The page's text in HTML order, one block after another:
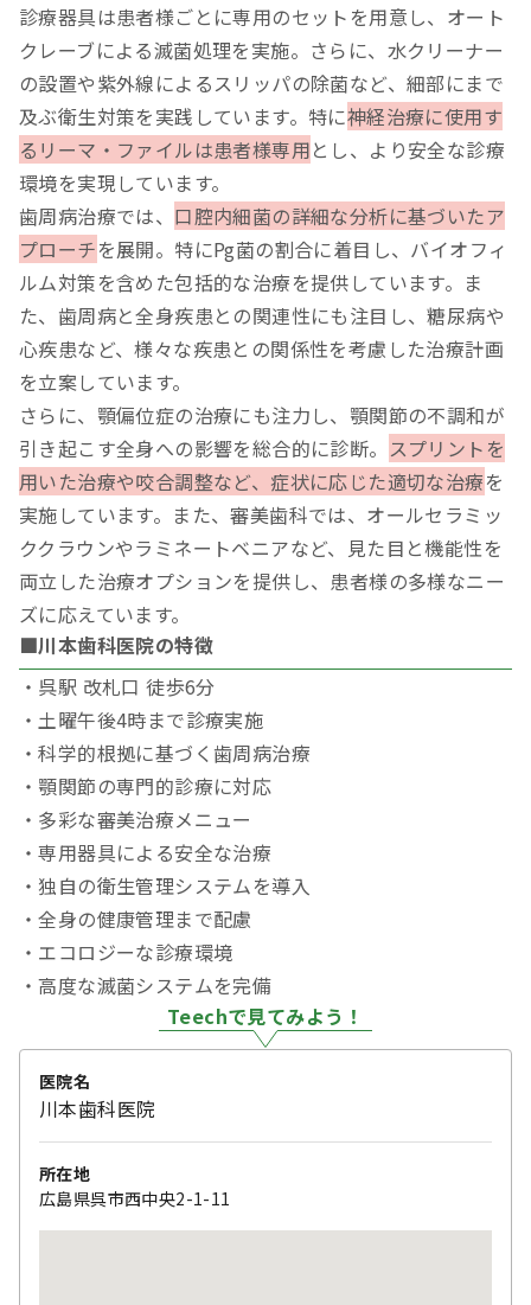
診療器具は患者様ごとに専用のセットを用意し、オート
クレーブによる滅菌処理を実施。さらに、水クリーナー
の設置や紫外線によるスリッパの除菌など、細部にまで
及ぶ衛生対策を実践しています。特に神経治療に使用す
るリーマ・ファイルは患者様専用とし、より安全な診療
環境を実現しています。
歯周病治療では、 口腔内細菌の詳細な分析に基づいたア
プローチを展開。特にPg菌の割合に着目し、バイオフィ
ルム対策を含めた包括的な治療を提供しています。ま
た、歯周病と全身疾患との関連性にも注目し、糖尿病や
心疾患など、様々な疾患との関係性を考慮した治療計画
を立案しています。
さらに、顎偏位症の治療にも注力し、顎関節の不調和が
引き起こす全身への影響を総合的に診断。 スプリントを
用いた治療や咬合調整など、症状に応じた適切な治療を
実施しています。また、審美歯科では、オールセラミッ
ククラウンやラミネートベニアなど、見た目と機能性を
両立した治療オプションを提供し、患者様の多様なニー
ズに応えています。
■川本歯科医院の特徴
・呉駅 改札口 徒歩6分
・土曜午後4時まで診療実施
・科学的根拠に基づく歯周病治療
・顎関節の専門的診療に対応
・多彩な審美治療メニュー
・専用器具による安全な治療
・独自の衛生管理システムを導入
・全身の健康管理まで配慮
・エコロジーな診療環境
・高度な滅菌システムを完備
Teechで見てみよう！
医院名
川本歯科医院
所在地
広島県呉市西中央2-1-11